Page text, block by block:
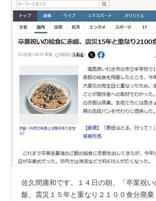
佐久間庸和です。１４日の朝、「卒業祝
飯、震災１５年と重なり２１００食分廃棄